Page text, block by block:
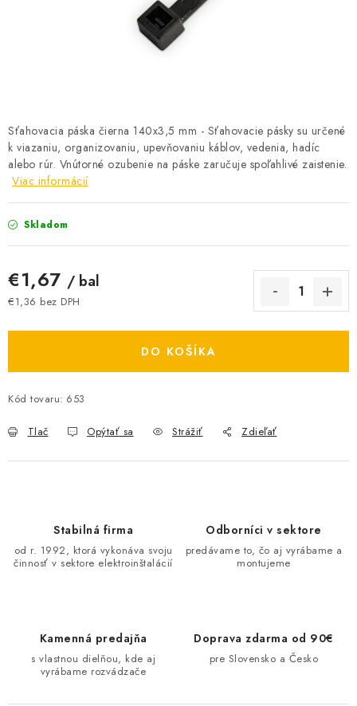
OBCHOD
O NÁS
VÝPREDAJ
ELEKTRICKÉ VYKUROVANIE A VENTILÁCIA
SVIETIDLÁ A SVETELNÉ ZDROJE
ÚLOŽNÝ MATERIÁL
ZÁSUVKY A VYPÍNAČE
DOMÁCNOSŤ
ELEKTROMEROVÉ ROZVÁDZAČE
Reklamačný poriadok
Sťahovacia páska čierna 140x3,5 mm - Sťahovacie pásky su určené
k viazaniu, organizovaniu, upevňovaniu káblov, vedenia, hadíc
alebo rúr. Vnútorné ozubenie na páske zaručuje spoľahlivé zaistenie.
Viac informácií
Skladom
€1,67 / bal
€1,36 bez DPH
DO KOŠÍKA
Kód tovaru: 653
Tlač Opýtať sa Strážiť Zdieľať
Stabilná firma
od r. 1992, ktorá vykonáva svoju
činnosť v sektore elektroinštalácií
Odborníci v sektore
predávame to, čo aj vyrábame a
montujeme
Kamenná predajňa
s vlastnou dielňou, kde aj
vyrábame rozvádzače
Doprava zdarma od 90€
pre Slovensko a Česko